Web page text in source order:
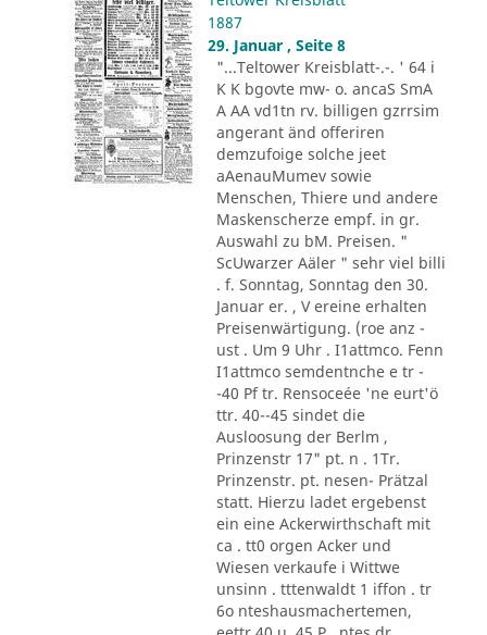
1887
29. Januar , Seite 8
"...Teltower Kreisblatt-.-. ' 64 i
K K bgovte mw- o. ancaS SmA
A AA vd1tn rv. billigen gzrrsim
angerant änd offeriren
demzufoige solche jeet
aAenauMumev sowie
Menschen, Thiere und andere
Maskenscherze empf. in gr.
Auswahl zu bM. Preisen. "
ScUwarzer Aäler " sehr viel billi
. f. Sonntag, Sonntag den 30.
Januar er. , V ereine erhalten
Preisenwärtigung. (roe anz -
ust . Um 9 Uhr . I1attmco. Fenn
I1attmco semdentnche e tr -
-40 Pf tr. Rensoceée 'ne eurt'ö
ttr. 40--45 sindet die
Ausloosung der Berlm ,
Prinzenstr 17" pt. n . 1Tr.
Prinzenstr. pt. nesen- Prätzal
statt. Hierzu ladet ergebenst
ein eine Ackerwirthschaft mit
ca . tt0 orgen Acker und
Wiesen verkaufe i Wittwe
unsinn . tttenwaldt 1 iffon . tr
6o nteshausmachertemen,